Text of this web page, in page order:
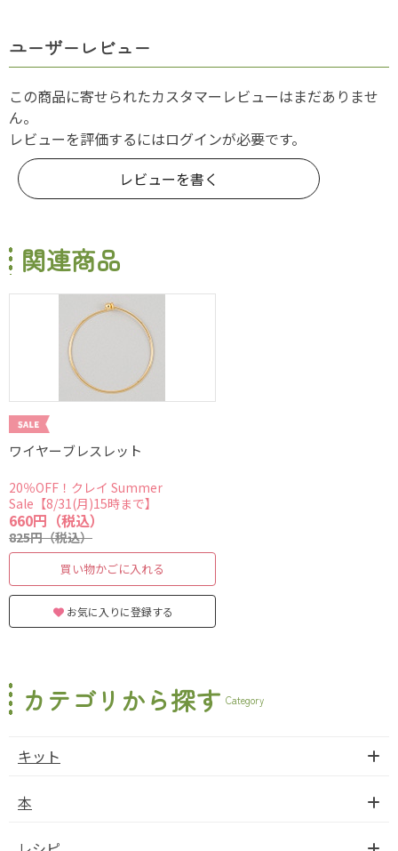
ユーザーレビュー
この商品に寄せられたカスタマーレビューはまだありませ
ん。
レビューを評価するにはログインが必要です。
レビューを書く
関連商品
ワイヤーブレスレット
20％OFF！クレイ Summer
Sale【8/31(月)15時まで】
660円（税込）
825円（税込）
買い物かごに入れる
お気に入りに登録する
カテゴリから探す Category
キット
本